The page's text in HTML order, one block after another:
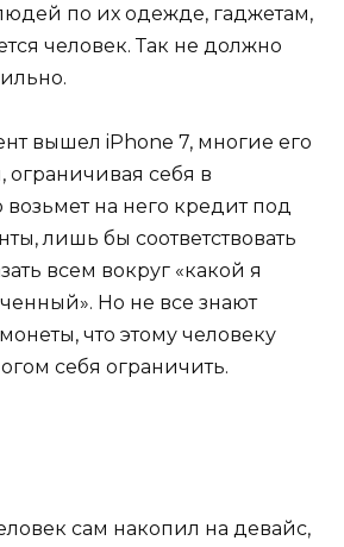
по их одежде, гаджетам,
человек. Так не должно
вышел iPhone 7, многие его
себя в
возьмет на него кредит под
лишь бы соответствовать
всем вокруг «какой я
Но не все знают
что этому человеку
себя ограничить.
сам накопил на девайс,